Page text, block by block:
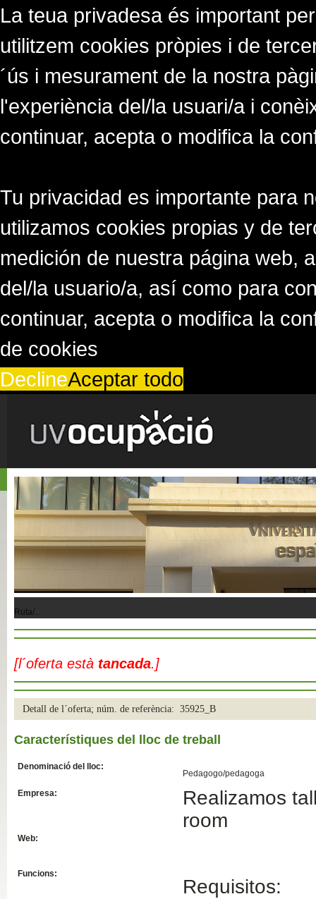
La teua privadesa és important
utilitzem cookies pròpies i de
´ús i mesurament de la nostra
l'experiència del/la usuari/a i
continuar, acepta o modifica la
Tu privacidad es importante para
utilizamos cookies propias y de
medición de nuestra página web,
del/la usuario/a, así como para
continuar, acepta o modifica la
de cookies
DeclineAceptar todo
Ruta/..
[l´oferta està tancada.]
Detall de l´oferta; núm. de referència: 35925_B
Característiques del lloc de treball
Denominació del lloc:
Pedagogo/pedagoga
Empresa:
Realizamos
room
Web:
Funcions:
Requisitos: